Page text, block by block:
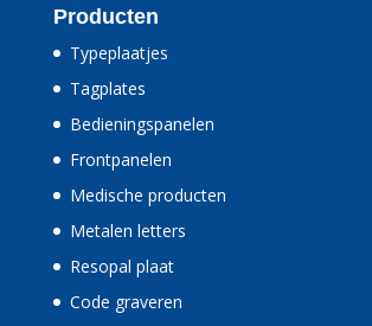
Producten
Typeplaatjes
Tagplates
Bedieningspanelen
Frontpanelen
Medische producten
Metalen letters
Resopal plaat
Code graveren